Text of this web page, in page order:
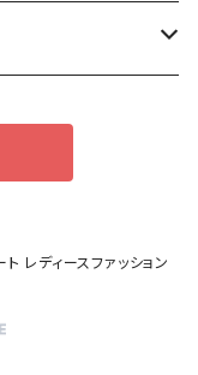
レディースファッション